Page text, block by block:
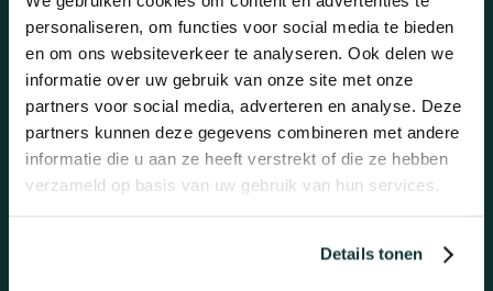
personaliseren, om functies voor social media te bieden
en om ons websiteverkeer te analyseren. Ook delen we
informatie over uw gebruik van onze site met onze
partners voor social media, adverteren en analyse. Deze
partners kunnen deze gegevens combineren met andere
informatie die u aan ze heeft verstrekt of die ze hebben
verzameld op basis van uw gebruik van hun services.
Details tonen
Mail ons
Altijd dezelfde werkdag antwoord!
info@topkwaliteitvloeren.nl